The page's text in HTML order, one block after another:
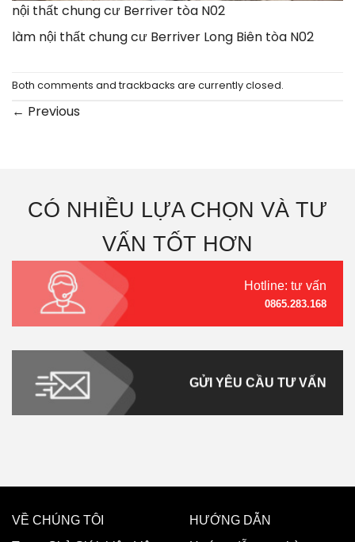
nội thất chung cư Berriver tòa N02
làm nội thất chung cư Berriver Long Biên tòa N02
Both comments and trackbacks are currently closed.
← Previous
CÓ NHIỀU LỰA CHỌN VÀ TƯ
VẤN TỐT HƠN
Hotline: tư vấn
0865.283.168
GỬI YÊU CẦU TƯ VẤN
VỀ CHÚNG TÔI
HƯỚNG DẪN